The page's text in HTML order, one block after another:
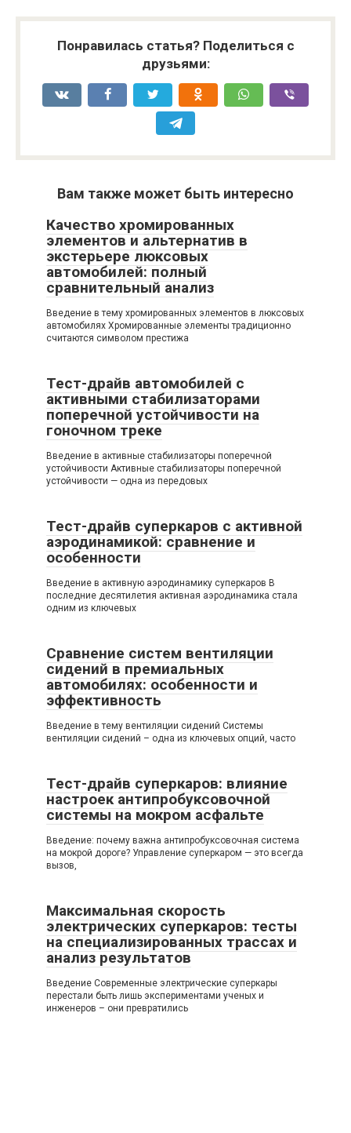
Понравилась статья? Поделиться с
друзьями:
Вам также может быть интересно
Качество хромированных
элементов и альтернатив в
экстерьере люксовых
автомобилей: полный
сравнительный анализ
Введение в тему хромированных элементов в люксовых
автомобилях Хромированные элементы традиционно
считаются символом престижа
Тест-драйв автомобилей с
активными стабилизаторами
поперечной устойчивости на
гоночном треке
Введение в активные стабилизаторы поперечной
устойчивости Активные стабилизаторы поперечной
устойчивости — одна из передовых
Тест-драйв суперкаров с активной
аэродинамикой: сравнение и
особенности
Введение в активную аэродинамику суперкаров В
последние десятилетия активная аэродинамика стала
одним из ключевых
Сравнение систем вентиляции
сидений в премиальных
автомобилях: особенности и
эффективность
Введение в тему вентиляции сидений Системы
вентиляции сидений – одна из ключевых опций, часто
Тест-драйв суперкаров: влияние
настроек антипробуксовочной
системы на мокром асфальте
Введение: почему важна антипробуксовочная система
на мокрой дороге? Управление суперкаром — это всегда
вызов,
Максимальная скорость
электрических суперкаров: тесты
на специализированных трассах и
анализ результатов
Введение Современные электрические суперкары
перестали быть лишь экспериментами ученых и
инженеров – они превратились